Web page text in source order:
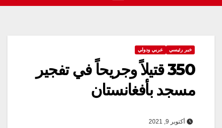
خبر رئيسي عربي ودولي
350 قتيلاً وجريحاً في تفجير
مسجد بأفغانستان
أكتوبر 9, 2021